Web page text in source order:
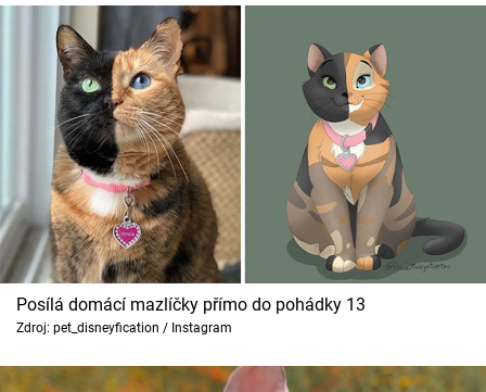
Posílá domácí mazlíčky přímo do pohádky 13
Zdroj: pet_disneyfication / Instagram